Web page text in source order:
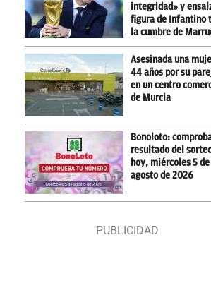
integridad» y
figura de Infantino
la cumbre de
Asesinada una
44 años por su
en un centro
de Murcia
Bonoloto:
resultado del
hoy, miércoles 5 de
agosto de 2026